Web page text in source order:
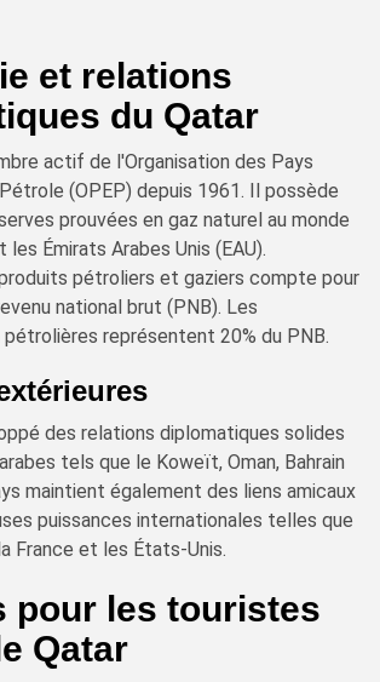
et relations
du Qatar
actif de l'Organisation des Pays
(OPEP) depuis 1961. Il possède
prouvées en gaz naturel au monde
les Émirats Arabes Unis (EAU).
pétroliers et gaziers compte pour
national brut (PNB). Les
représentent 20% du PNB.
des relations diplomatiques solides
tels que le Koweït, Oman, Bahrain
maintient également des liens amicaux
puissances internationales telles que
France et les États-Unis.
pour les touristes
Qatar